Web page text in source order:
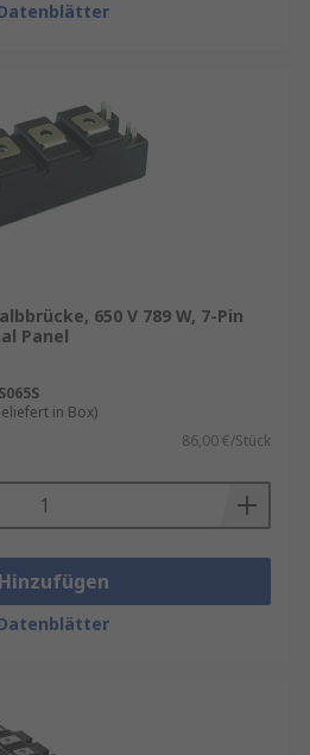
650 V 789 W, 7-Pin
Panel
in Box)
86,00 €/Stück
Hinzufügen